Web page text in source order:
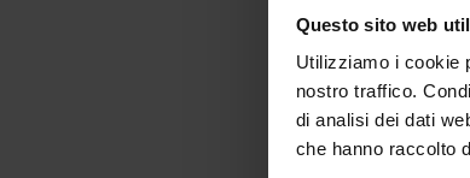
Questo sito web
Utilizziamo i cookie
nostro traffico.
di analisi dei dati
che hanno raccolto